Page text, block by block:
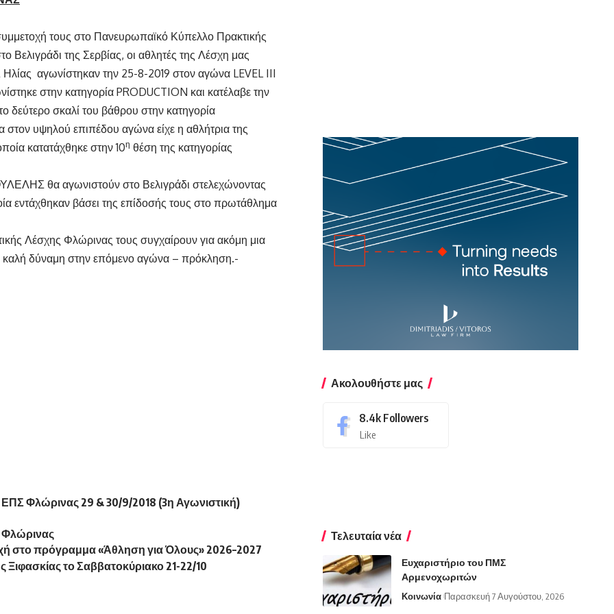
τους στο Πανευρωπαϊκό Κύπελλο Πρακτικής
Βελιγράδι της Σερβίας, οι αθλητές της Λέσχη μας
αγωνίστηκαν την 25-8-2019 στον αγώνα LEVEL III
στην κατηγορία PRODUCTION και κατέλαβε την
σκαλί του βάθρου στην κατηγορία
υψηλού επιπέδου αγώνα είχε η αθλήτρια της
κατατάχθηκε στην 10η θέση της κατηγορίας
θα αγωνιστούν στο Βελιγράδι στελεχώνοντας
εντάχθηκαν βάσει της επίδοσής τους στο πρωτάθλημα
Λέσχης Φλώρινας τους συγχαίρουν για ακόμη μια
καλή δύναμη στην επόμενο αγώνα – πρόκληση.-
Φλώρινας 29 & 30/9/2018 (3η Αγωνιστική)
στο πρόγραμμα «Άθληση για Όλους» 2026–2027
το Σαββατοκύριακο 21-22/10
Ακολουθήστε μας
8.4k Followers
Like
Τελευταία νέα
Ευχαριστήριο του ΠΜΣ
Αρμενοχωριτών
Κοινωνία Παρασκευή 7 Αυγούστου, 2026